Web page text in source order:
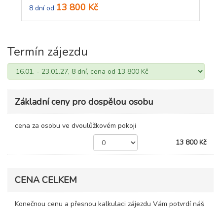
8 dní od 13 800 Kč
Termín zájezdu
Základní ceny pro dospělou osobu
cena za osobu ve dvoulůžkovém pokoji
13 800 Kč
CENA CELKEM
Konečnou cenu a přesnou kalkulaci zájezdu Vám potvrdí náš